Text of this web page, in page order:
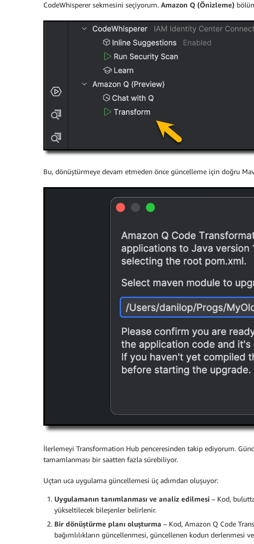
CodeWhisperer sekmesini seçiyorum. Amazon Q (Önizleme)
Bu, dönüştürmeye devam etmeden önce güncelleme için doğru
İlerlemeyi Transformation Hub penceresinden takip ediyorum.
tamamlanması bir saatten fazla sürebiliyor.
Uçtan uca uygulama güncellemesi üç adımdan oluşuyor:
Uygulamanın tanımlanması ve analiz edilmesi – Kod,
yükseltilecek bileşenler belirlenir.
Bir dönüştürme planı oluşturma – Kod, Amazon Q Code
bağımlılıkların güncellenmesi, güncellenen kodun derlenmesi